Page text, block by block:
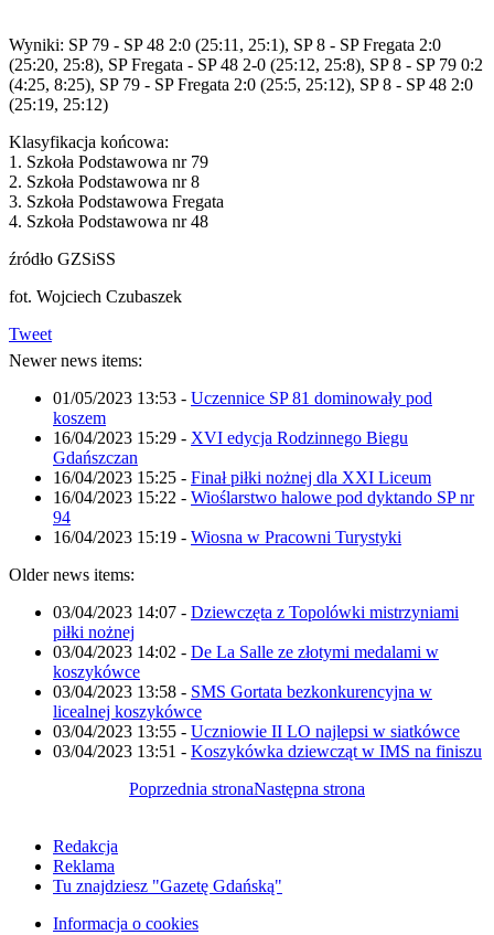
Wyniki: SP 79 - SP 48 2:0 (25:11, 25:1), SP 8 - SP Fregata 2:0
(25:20, 25:8), SP Fregata - SP 48 2-0 (25:12, 25:8), SP 8 - SP 79 0:2
(4:25, 8:25), SP 79 - SP Fregata 2:0 (25:5, 25:12), SP 8 - SP 48 2:0
(25:19, 25:12)
Klasyfikacja końcowa:
1. Szkoła Podstawowa nr 79
2. Szkoła Podstawowa nr 8
3. Szkoła Podstawowa Fregata
4. Szkoła Podstawowa nr 48
źródło GZSiSS
fot. Wojciech Czubaszek
Tweet
Newer news items:
01/05/2023 13:53 - Uczennice SP 81 dominowały pod
koszem
16/04/2023 15:29 - XVI edycja Rodzinnego Biegu
Gdańszczan
16/04/2023 15:25 - Finał piłki nożnej dla XXI Liceum
16/04/2023 15:22 - Wioślarstwo halowe pod dyktando SP nr
94
16/04/2023 15:19 - Wiosna w Pracowni Turystyki
Older news items:
03/04/2023 14:07 - Dziewczęta z Topolówki mistrzyniami
piłki nożnej
03/04/2023 14:02 - De La Salle ze złotymi medalami w
koszykówce
03/04/2023 13:58 - SMS Gortata bezkonkurencyjna w
licealnej koszykówce
03/04/2023 13:55 - Uczniowie II LO najlepsi w siatkówce
03/04/2023 13:51 - Koszykówka dziewcząt w IMS na finiszu
Poprzednia stronaNastępna strona
Redakcja
Reklama
Tu znajdziesz "Gazetę Gdańską"
Informacja o cookies